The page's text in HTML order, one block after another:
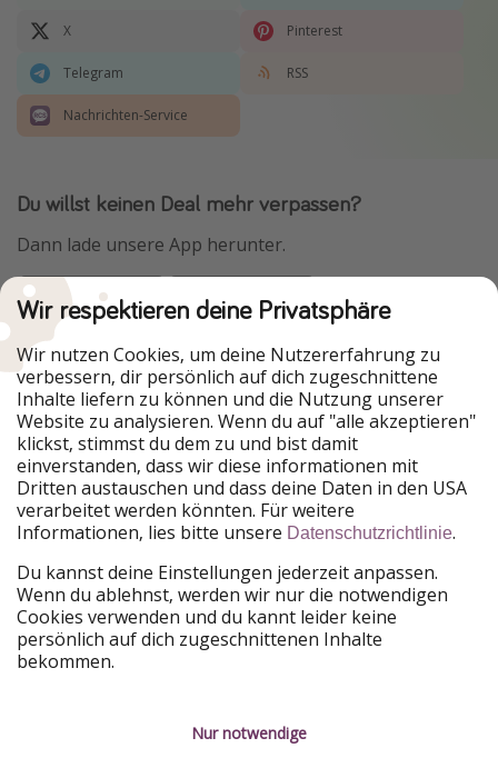
X Pinterest
Telegram RSS
Nachrichten-Service
Du willst keinen Deal mehr verpassen?
Dann lade unsere App herunter.
Urlaubspiraten ist Teil der HolidayPirates Group
Unsere Märkte
PiratinViaggio
HolidayPirates
VakantiePiraten
WakacyjniPiraci
VoyagesPirates
Ferienpiraten
Urlaubspiraten
ViajerosPiratas
TravelPirates
HolidayPirates Group
Lerne uns kennen
Über uns
Rechtliches
Wir respektieren deine Privatsphäre
Wir nutzen Cookies, um deine Nutzererfahrung zu
verbessern, dir persönlich auf dich zugeschnittene
Inhalte liefern zu können und die Nutzung unserer
Website zu analysieren. Wenn du auf "alle akzeptieren"
klickst, stimmst du dem zu und bist damit
einverstanden, dass wir diese informationen mit
Dritten austauschen und dass deine Daten in den USA
verarbeitet werden könnten. Für weitere
Informationen, lies bitte unsere Datenschutzrichtlinie.
Du kannst deine Einstellungen jederzeit anpassen.
Wenn du ablehnst, werden wir nur die notwendigen
Cookies verwenden und du kannt leider keine
persönlich auf dich zugeschnittenen Inhalte
bekommen.
Nur notwendige